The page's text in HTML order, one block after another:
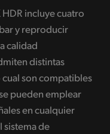
incluye cuatro
y reproducir
calidad
distintas
son compatibles
pueden emplear
en cualquier
de